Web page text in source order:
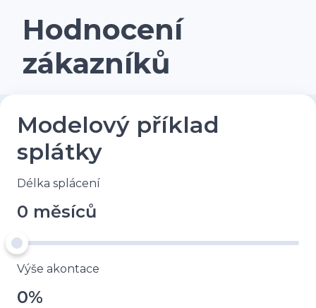
Hodnocení
zákazníků
Modelový příklad
splátky
Délka splácení
0 měsíců
Výše akontace
0%